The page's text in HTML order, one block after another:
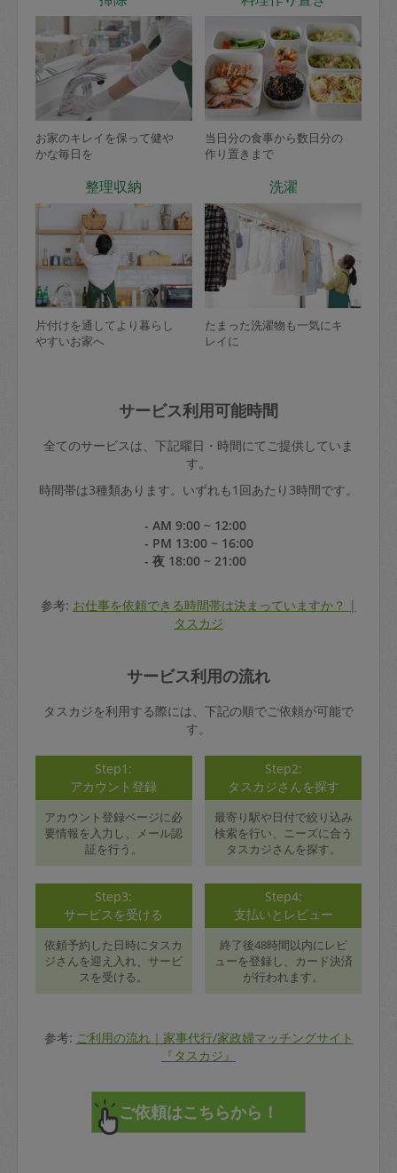
お家のキレイを保って健や
かな毎日を
当日分の食事から数日分の
作り置きまで
整理収納
片付けを通してより暮らし
やすいお家へ
洗濯
たまった洗濯物も一気にキ
レイに
サービス利用可能時間
全てのサービスは、下記曜日・時間にてご提供していま
す。
時間帯は3種類あります。いずれも1回あたり3時間です。
- AM 9:00 ~ 12:00
- PM 13:00 ~ 16:00
- 夜 18:00 ~ 21:00
参考: お仕事を依頼できる時間帯は決まっていますか？ |
タスカジ
サービス利用の流れ
タスカジを利用する際には、下記の順でご依頼が可能で
す。
Step1:
アカウント登録
アカウント登録ページに必
要情報を入力し、メール認
証を行う。
Step2:
タスカジさんを探す
最寄り駅や日付で絞り込み
検索を行い、ニーズに合う
タスカジさんを探す。
Step3:
サービスを受ける
依頼予約した日時にタスカ
ジさんを迎え入れ、サービ
スを受ける。
Step4:
支払いとレビュー
終了後48時間以内にレビ
ューを登録し、カード決済
が行われます。
参考: ご利用の流れ｜家事代行/家政婦マッチングサイト
『タスカジ』